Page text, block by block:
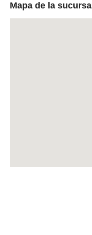
Mapa de la sucursal